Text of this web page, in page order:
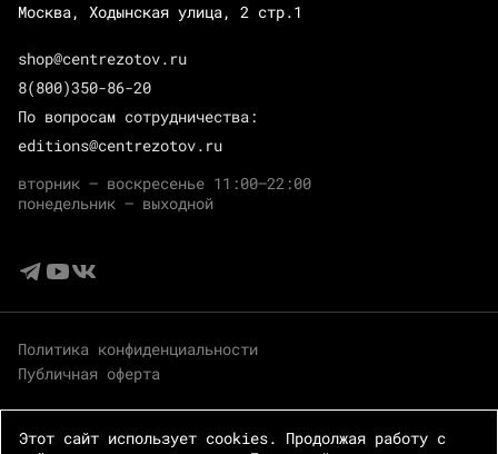
Москва, Ходынская улица, 2 стр.1
shop@centrezotov.ru
8(800)350-86-20
По вопросам сотрудничества:
editions@centrezotov.ru
вторник — воскресенье 11:00–22:00
понедельник — выходной
Политика конфиденциальности
Публичная оферта
Этот сайт использует cookies. Продолжая работу с